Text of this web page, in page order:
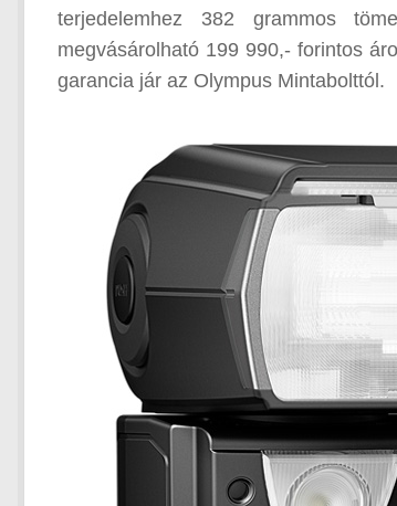
terjedelemhez 382 grammos
megvásárolható 199 990,- forintos
garancia jár az Olympus Mintabolttól.